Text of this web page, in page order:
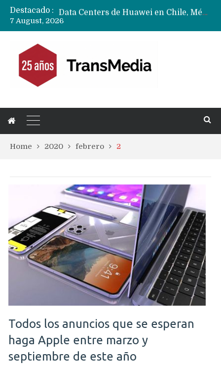
Destacado :
7 August, 2026
Home 2020 febrero 2
Todos los anuncios que se esperan
haga Apple entre marzo y
septiembre de este año